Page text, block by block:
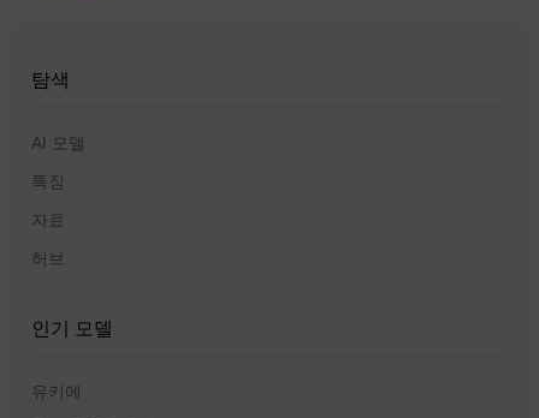
탐색
AI 모델
특징
자료
허브
인기 모델
유키에